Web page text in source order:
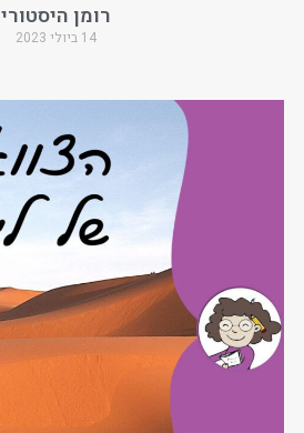
רומן היסטורי
14 ביולי 2023